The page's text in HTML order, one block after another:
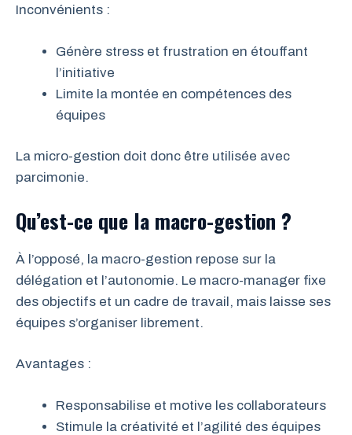
Inconvénients :
Génère stress et frustration en étouffant
l’initiative
Limite la montée en compétences des
équipes
La micro-gestion doit donc être utilisée avec
parcimonie.
Qu’est-ce que la macro-gestion ?
À l’opposé, la macro-gestion repose sur la
délégation et l’autonomie. Le macro-manager fixe
des objectifs et un cadre de travail, mais laisse ses
équipes s’organiser librement.
Avantages :
Responsabilise et motive les collaborateurs
Stimule la créativité et l’agilité des équipes